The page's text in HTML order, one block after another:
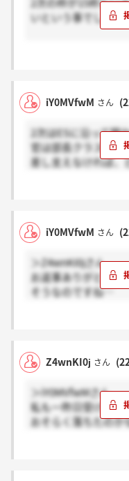
いという事でしょう
iY0MVfwM さん
2次はESに沿って聞
官は部長クラスの方
差し支えなければ、
iY0MVfwM さん
＞Z4wnKI0jさん
お返事ありがとうご
そうなのですね…
お互い納得できる
Z4wnKI0j さん
＞iY0MVfwMさん
私も一昨日受けまし
おそらく落ちたのか